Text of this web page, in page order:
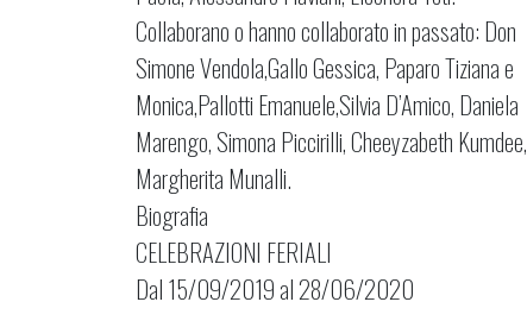
Collaborano o hanno collaborato in passato: Don
Simone Vendola,Gallo Gessica, Paparo Tiziana e
Monica,Pallotti Emanuele,Silvia D’Amico, Daniela
Marengo, Simona Piccirilli, Cheeyzabeth Kumdee,
Margherita Munalli.
Biografia
CELEBRAZIONI FERIALI
Dal 15/09/2019 al 28/06/2020